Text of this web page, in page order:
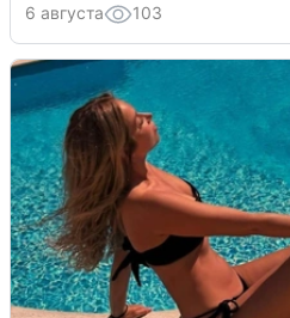
6 августа 103